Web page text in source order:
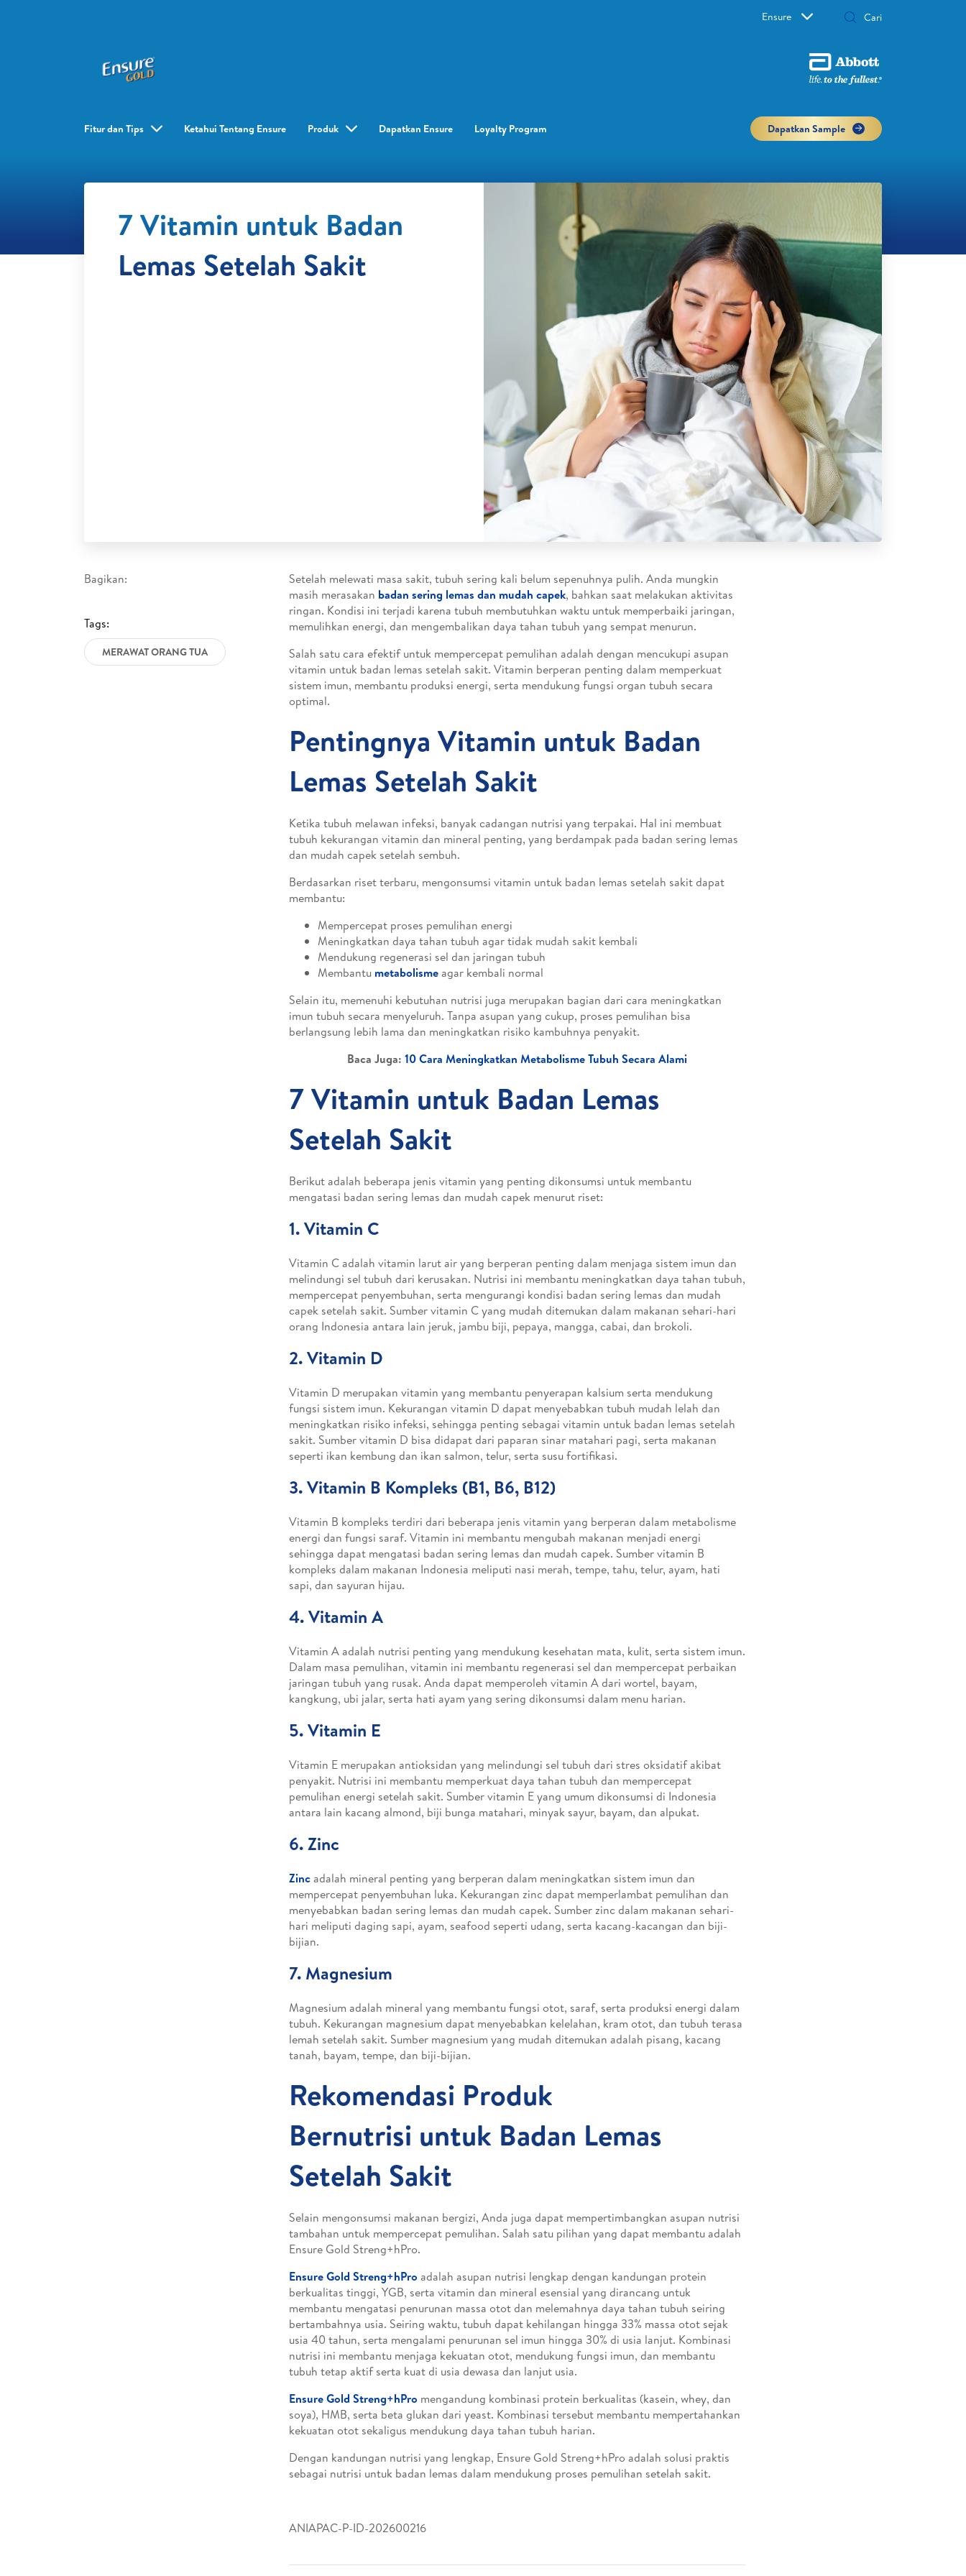
Ensure
Fitur dan Tips Ketahui Tentang Ensure Produk Dapatkan Ensure Loyalty Program​ Dapatkan Sample
7 Vitamin untuk Badan
Lemas Setelah Sakit
Bagikan:
Tags:
MERAWAT ORANG TUA
Setelah melewati masa sakit, tubuh sering kali belum sepenuhnya pulih. Anda mungkin
masih merasakan badan sering lemas dan mudah capek, bahkan saat melakukan aktivitas
ringan. Kondisi ini terjadi karena tubuh membutuhkan waktu untuk memperbaiki jaringan,
memulihkan energi, dan mengembalikan daya tahan tubuh yang sempat menurun.
Salah satu cara efektif untuk mempercepat pemulihan adalah dengan mencukupi asupan
vitamin untuk badan lemas setelah sakit. Vitamin berperan penting dalam memperkuat
sistem imun, membantu produksi energi, serta mendukung fungsi organ tubuh secara
optimal.
Pentingnya Vitamin untuk Badan
Lemas Setelah Sakit
Ketika tubuh melawan infeksi, banyak cadangan nutrisi yang terpakai. Hal ini membuat
tubuh kekurangan vitamin dan mineral penting, yang berdampak pada badan sering lemas
dan mudah capek setelah sembuh.
Berdasarkan riset terbaru, mengonsumsi vitamin untuk badan lemas setelah sakit dapat
membantu:
Mempercepat proses pemulihan energi
Meningkatkan daya tahan tubuh agar tidak mudah sakit kembali
Mendukung regenerasi sel dan jaringan tubuh
Membantu metabolismeagar kembali normal
Selain itu, memenuhi kebutuhan nutrisi juga merupakan bagian dari cara meningkatkan
imun tubuh secara menyeluruh. Tanpa asupan yang cukup, proses pemulihan bisa
berlangsung lebih lama dan meningkatkan risiko kambuhnya penyakit.
Baca Juga: 10 Cara Meningkatkan Metabolisme Tubuh Secara Alami
7 Vitamin untuk Badan Lemas
Setelah Sakit
Berikut adalah beberapa jenis vitamin yang penting dikonsumsi untuk membantu
mengatasi badan sering lemas dan mudah capek menurut riset:
1. Vitamin C
Vitamin C adalah vitamin larut air yang berperan penting dalam menjaga sistem imun dan
melindungi sel tubuh dari kerusakan. Nutrisi ini membantu meningkatkan daya tahan tubuh,
mempercepat penyembuhan, serta mengurangi kondisi badan sering lemas dan mudah
capek setelah sakit. Sumber vitamin C yang mudah ditemukan dalam makanan sehari-hari
orang Indonesia antara lain jeruk, jambu biji, pepaya, mangga, cabai, dan brokoli.
2. Vitamin D
Vitamin D merupakan vitamin yang membantu penyerapan kalsium serta mendukung
fungsi sistem imun. Kekurangan vitamin D dapat menyebabkan tubuh mudah lelah dan
meningkatkan risiko infeksi, sehingga penting sebagai vitamin untuk badan lemas setelah
sakit. Sumber vitamin D bisa didapat dari paparan sinar matahari pagi, serta makanan
seperti ikan kembung dan ikan salmon, telur, serta susu fortifikasi.
3. Vitamin B Kompleks (B1, B6, B12)
Vitamin B kompleks terdiri dari beberapa jenis vitamin yang berperan dalam metabolisme
energi dan fungsi saraf. Vitamin ini membantu mengubah makanan menjadi energi
sehingga dapat mengatasi badan sering lemas dan mudah capek. Sumber vitamin B
kompleks dalam makanan Indonesia meliputi nasi merah, tempe, tahu, telur, ayam, hati
sapi, dan sayuran hijau.
4. Vitamin A
Vitamin A adalah nutrisi penting yang mendukung kesehatan mata, kulit, serta sistem imun.
Dalam masa pemulihan, vitamin ini membantu regenerasi sel dan mempercepat perbaikan
jaringan tubuh yang rusak. Anda dapat memperoleh vitamin A dari wortel, bayam,
kangkung, ubi jalar, serta hati ayam yang sering dikonsumsi dalam menu harian.
5. Vitamin E
Vitamin E merupakan antioksidan yang melindungi sel tubuh dari stres oksidatif akibat
penyakit. Nutrisi ini membantu memperkuat daya tahan tubuh dan mempercepat
pemulihan energi setelah sakit. Sumber vitamin E yang umum dikonsumsi di Indonesia
antara lain kacang almond, biji bunga matahari, minyak sayur, bayam, dan alpukat.
6. Zinc
Zincadalah mineral penting yang berperan dalam meningkatkan sistem imun dan
mempercepat penyembuhan luka. Kekurangan zinc dapat memperlambat pemulihan dan
menyebabkan badan sering lemas dan mudah capek. Sumber zinc dalam makanan sehari-
hari meliputi daging sapi, ayam, seafood seperti udang, serta kacang-kacangan dan biji-
bijian.
7. Magnesium
Magnesium adalah mineral yang membantu fungsi otot, saraf, serta produksi energi dalam
tubuh. Kekurangan magnesium dapat menyebabkan kelelahan, kram otot, dan tubuh terasa
lemah setelah sakit. Sumber magnesium yang mudah ditemukan adalah pisang, kacang
tanah, bayam, tempe, dan biji-bijian.
Rekomendasi Produk
Bernutrisi untuk Badan Lemas
Setelah Sakit
Selain mengonsumsi makanan bergizi, Anda juga dapat mempertimbangkan asupan nutrisi
tambahan untuk mempercepat pemulihan. Salah satu pilihan yang dapat membantu adalah
Ensure Gold Streng+hPro.
Ensure Gold Streng+hPro adalah asupan nutrisi lengkap dengan kandungan protein
berkualitas tinggi, YGB, serta vitamin dan mineral esensial yang dirancang untuk
membantu mengatasi penurunan massa otot dan melemahnya daya tahan tubuh seiring
bertambahnya usia. Seiring waktu, tubuh dapat kehilangan hingga 33% massa otot sejak
usia 40 tahun, serta mengalami penurunan sel imun hingga 30% di usia lanjut. Kombinasi
nutrisi ini membantu menjaga kekuatan otot, mendukung fungsi imun, dan membantu
tubuh tetap aktif serta kuat di usia dewasa dan lanjut usia.
Ensure Gold Streng+hPro mengandung kombinasi protein berkualitas (kasein, whey, dan
soya), HMB, serta beta glukan dari yeast. Kombinasi tersebut membantu mempertahankan
kekuatan otot sekaligus mendukung daya tahan tubuh harian.
Dengan kandungan nutrisi yang lengkap, Ensure Gold Streng+hPro adalah solusi praktis
sebagai nutrisi untuk badan lemas dalam mendukung proses pemulihan setelah sakit.
ANIAPAC-P-ID-202600216